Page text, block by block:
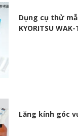
Dụng cụ thử
KYORITSU WAK-
Lăng kính góc